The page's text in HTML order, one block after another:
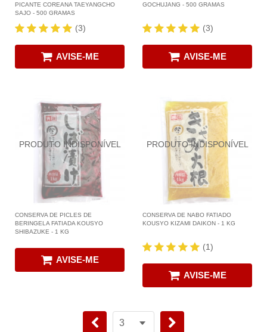
PICANTE COREANA TAEYANGCHO
SAJO - 500 GRAMAS
(3)
AVISE-ME
GOCHUJANG - 500 GRAMAS
(3)
AVISE-ME
CONSERVA DE PICLES DE
BERINGELA FATIADA KOUSYO
SHIBAZUKE - 1 KG
AVISE-ME
CONSERVA DE NABO FATIADO
KOUSYO KIZAMI DAIKON - 1 KG
(1)
AVISE-ME